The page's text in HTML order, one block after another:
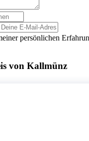
persönlichen
von Kallmünz